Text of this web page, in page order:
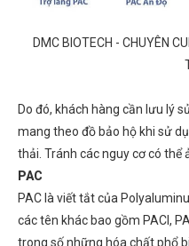
DMC BIOTECH - CHUYÊN
Do đó, khách hàng cần lưu lý
mang theo đồ bảo hộ khi sử
thải. Tránh các nguy cơ có thể
PAC
PAC là viết tắt của
các tên khác bao gồm PACl,
trong số những hóa chất phổ